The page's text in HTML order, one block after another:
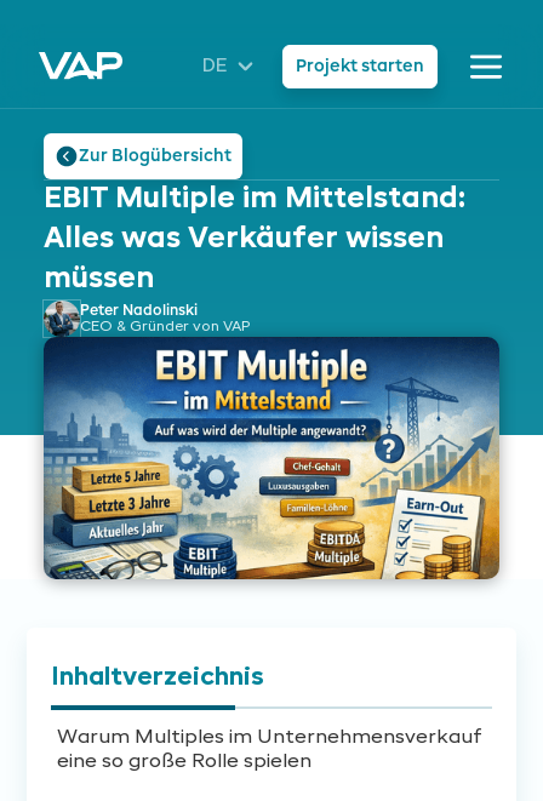
DE Projekt starten
Zur Blogübersicht
EBIT Multiple im Mittelstand:
Alles was Verkäufer wissen
müssen
Peter Nadolinski
CEO & Gründer von VAP
Inhaltverzeichnis
Warum Multiples im Unternehmensverkauf
eine so große Rolle spielen